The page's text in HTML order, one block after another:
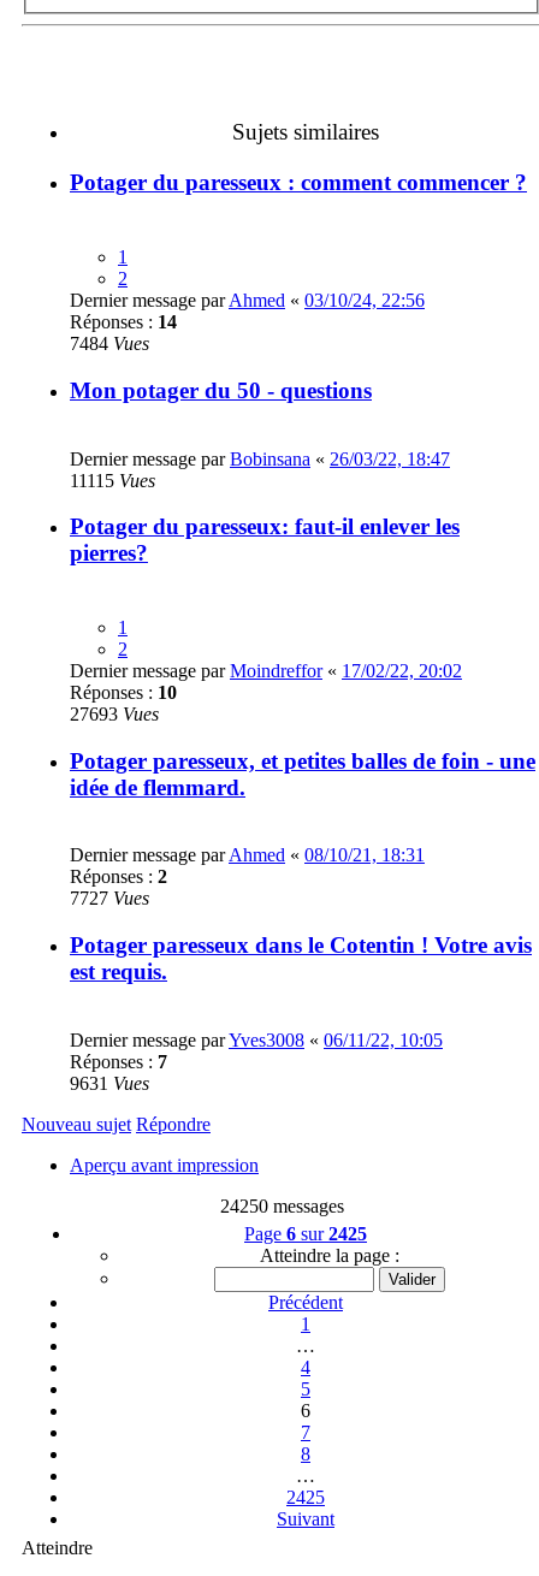
Sujets similaires
Potager du paresseux : comment commencer ?
1
2
Dernier message parAhmed « 03/10/24, 22:56
Réponses : 14
7484 Vues
Mon potager du 50 - questions
Dernier message parBobinsana « 26/03/22, 18:47
11115 Vues
Potager du paresseux: faut-il enlever les
pierres?
1
2
Dernier message parMoindreffor« 17/02/22, 20:02
Réponses : 10
27693 Vues
Potager paresseux, et petites balles de foin - une
idée de flemmard.
Dernier message parAhmed « 08/10/21, 18:31
Réponses : 2
7727 Vues
Potager paresseux dans le Cotentin ! Votre avis
est requis.
Dernier message parYves3008 « 06/11/22, 10:05
Réponses : 7
9631 Vues
Nouveau sujet Répondre
Aperçu avant impression
24250 messages
Page 6 sur2425
Atteindre la page :
Précédent
1
…
4
5
6
7
8
…
2425
Suivant
Atteindre